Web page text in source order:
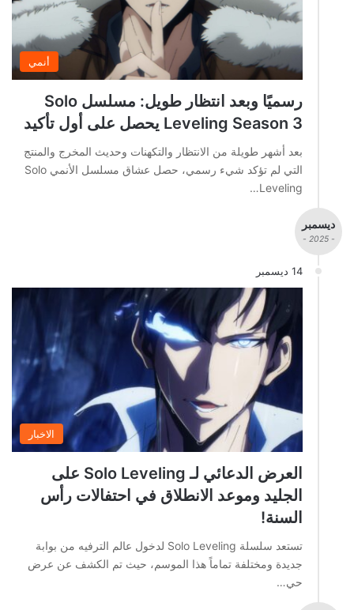
أنمي
رسميًا وبعد انتظار طويل: مسلسل Solo
Leveling Season 3 يحصل على أول تأكيد
بعد أشهر طويلة من الانتظار والتكهنات وحديث المخرج والمنتج
التي لم تؤكد شيء رسمي، حصل عشاق مسلسل الأنمي Solo
Leveling…
ديسمبر
- 2025 -
14 ديسمبر
الاخبار
العرض الدعائي لـ Solo Leveling على
الجليد وموعد الانطلاق في احتفالات رأس
السنة!
تستعد سلسلة Solo Leveling لدخول عالم الترفيه من بوابة
جديدة ومختلفة تماماً هذا الموسم، حيث تم الكشف عن عرض
حي…